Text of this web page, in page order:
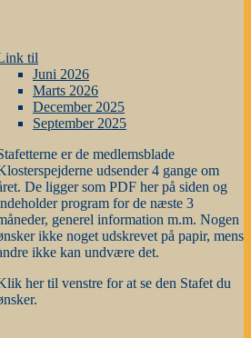
til
Juni 2026
Marts 2026
December 2025
September 2025
er de medlemsblade
udsender 4 gange om
De ligger som PDF her på siden og
program for de næste 3
generel information m.m. Nogen
ikke noget udskrevet på papir, mens
ikke kan undvære det.
her til venstre for at se den Stafet du